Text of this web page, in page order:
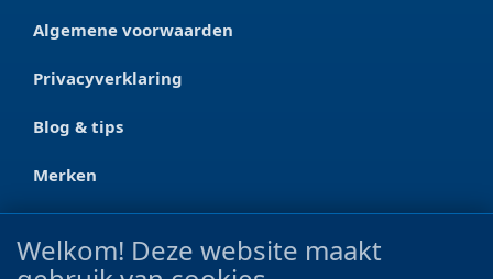
Algemene voorwaarden
Privacyverklaring
Blog & tips
Merken
CONTACT
Welkom! Deze website maakt